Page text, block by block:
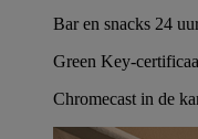
Bar en snacks 24
Green Key-
Chromecast in de